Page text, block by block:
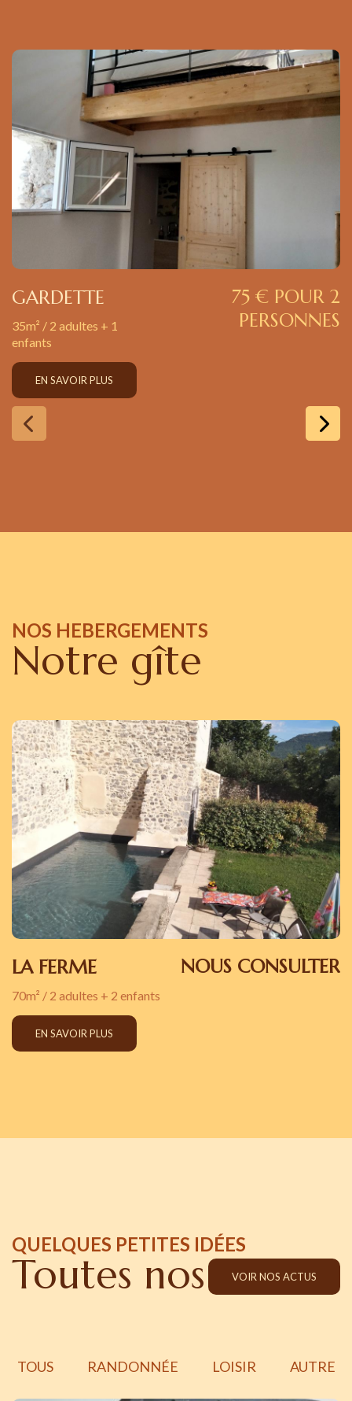
GARDETTE
35m² / 2 adultes + 1
enfants
EN SAVOIR PLUS
75 € POUR 2
PERSONNES
NOS HEBERGEMENTS
Notre gîte
LA FERME
70m² / 2 adultes + 2 enfants
EN SAVOIR PLUS
NOUS CONSULTER
QUELQUES PETITES IDÉES
Toutes nos actus
VOIR NOS ACTUS
TOUS RANDONNÉE LOISIR AUTRE